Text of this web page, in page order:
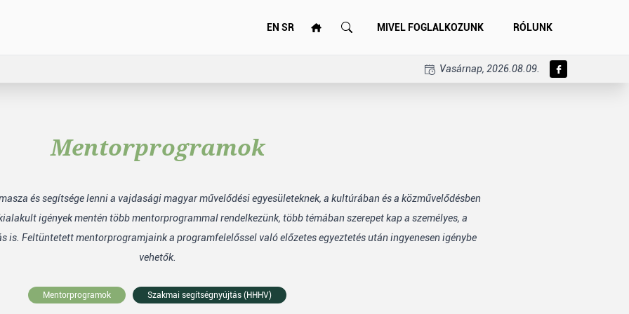
EN SR MIVEL FOGLALKOZUNK RÓLUNK
Vasárnap, 2026.08.09.
Mentorprogramok
és segítsége lenni a vajdasági magyar művelődési egyesületeknek, a kultúrában és a közművelődésben
igények mentén több mentorprogrammal rendelkezünk, több témában szerepet kap a személyes, a
is. Feltüntetett mentorprogramjaink a programfelelőssel való előzetes egyeztetés után ingyenesen igénybe
vehetők.
Mentorprogramok Szakmai segítségnyújtás (HHHV)